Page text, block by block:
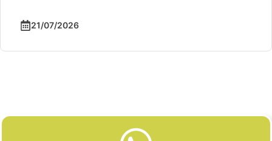
21/07/2026